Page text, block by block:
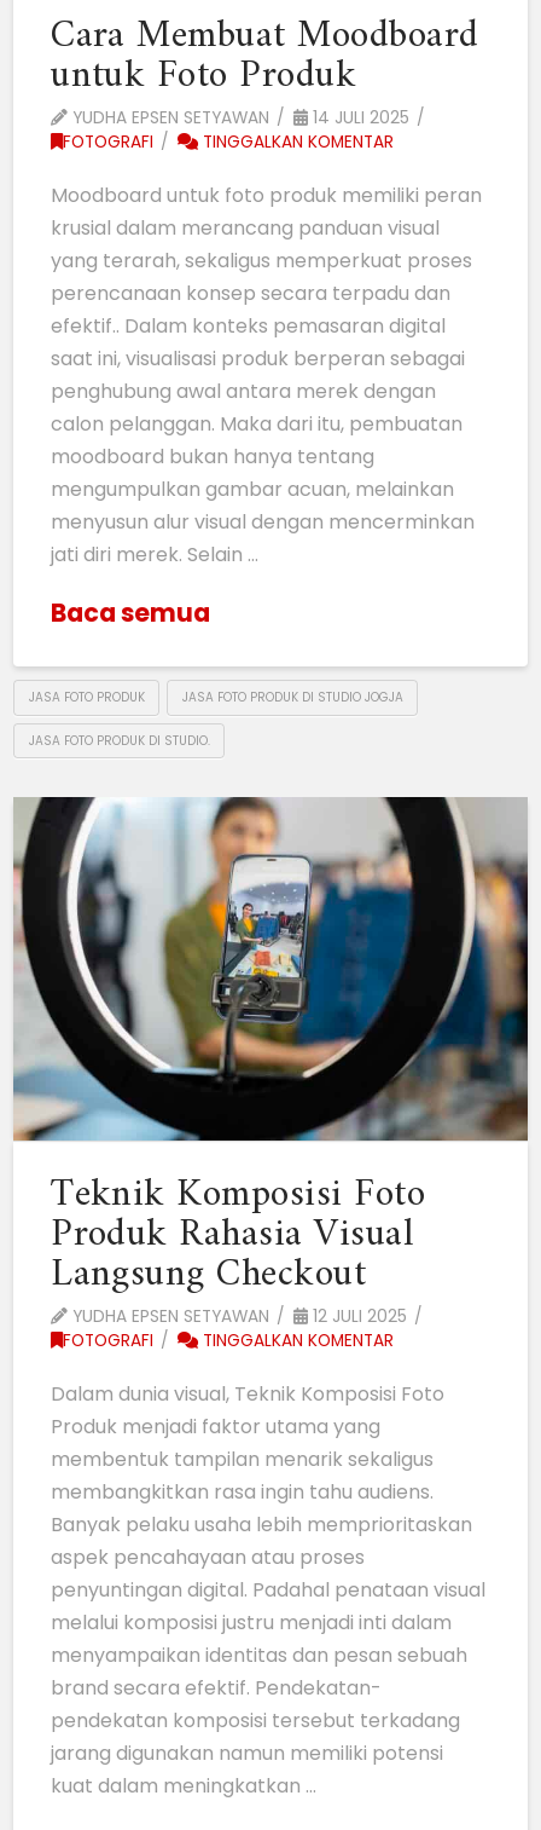
Cara Membuat Moodboard
untuk Foto Produk
YUDHA EPSEN SETYAWAN
14 JULI 2025
FOTOGRAFI
TINGGALKAN KOMENTAR
Moodboard untuk foto produk memiliki peran
krusial dalam merancang panduan visual
yang terarah, sekaligus memperkuat proses
perencanaan konsep secara terpadu dan
efektif.. Dalam konteks pemasaran digital
saat ini, visualisasi produk berperan sebagai
penghubung awal antara merek dengan
calon pelanggan. Maka dari itu, pembuatan
moodboard bukan hanya tentang
mengumpulkan gambar acuan, melainkan
menyusun alur visual dengan mencerminkan
jati diri merek. Selain …
Baca semua
JASA FOTO PRODUK JASA FOTO PRODUK DI STUDIO JOGJA
JASA FOTO PRODUK DI STUDIO.
Teknik Komposisi Foto
Produk Rahasia Visual
Langsung Checkout
YUDHA EPSEN SETYAWAN
12 JULI 2025
FOTOGRAFI
TINGGALKAN KOMENTAR
Dalam dunia visual, Teknik Komposisi Foto
Produk menjadi faktor utama yang
membentuk tampilan menarik sekaligus
membangkitkan rasa ingin tahu audiens.
Banyak pelaku usaha lebih memprioritaskan
aspek pencahayaan atau proses
penyuntingan digital. Padahal penataan visual
melalui komposisi justru menjadi inti dalam
menyampaikan identitas dan pesan sebuah
brand secara efektif. Pendekatan-
pendekatan komposisi tersebut terkadang
jarang digunakan namun memiliki potensi
kuat dalam meningkatkan …